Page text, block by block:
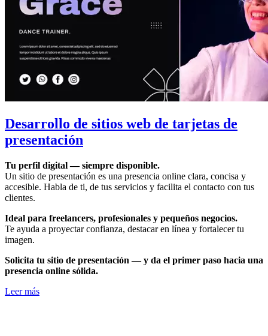
Desarrollo de sitios web de tarjetas de
presentación
Tu perfil digital — siempre disponible.
Un sitio de presentación es una presencia online clara, concisa y
accesible. Habla de ti, de tus servicios y facilita el contacto con tus
clientes.
Ideal para freelancers, profesionales y pequeños negocios.
Te ayuda a proyectar confianza, destacar en línea y fortalecer tu
imagen.
Solicita tu sitio de presentación — y da el primer paso hacia una
presencia online sólida.
Leer más